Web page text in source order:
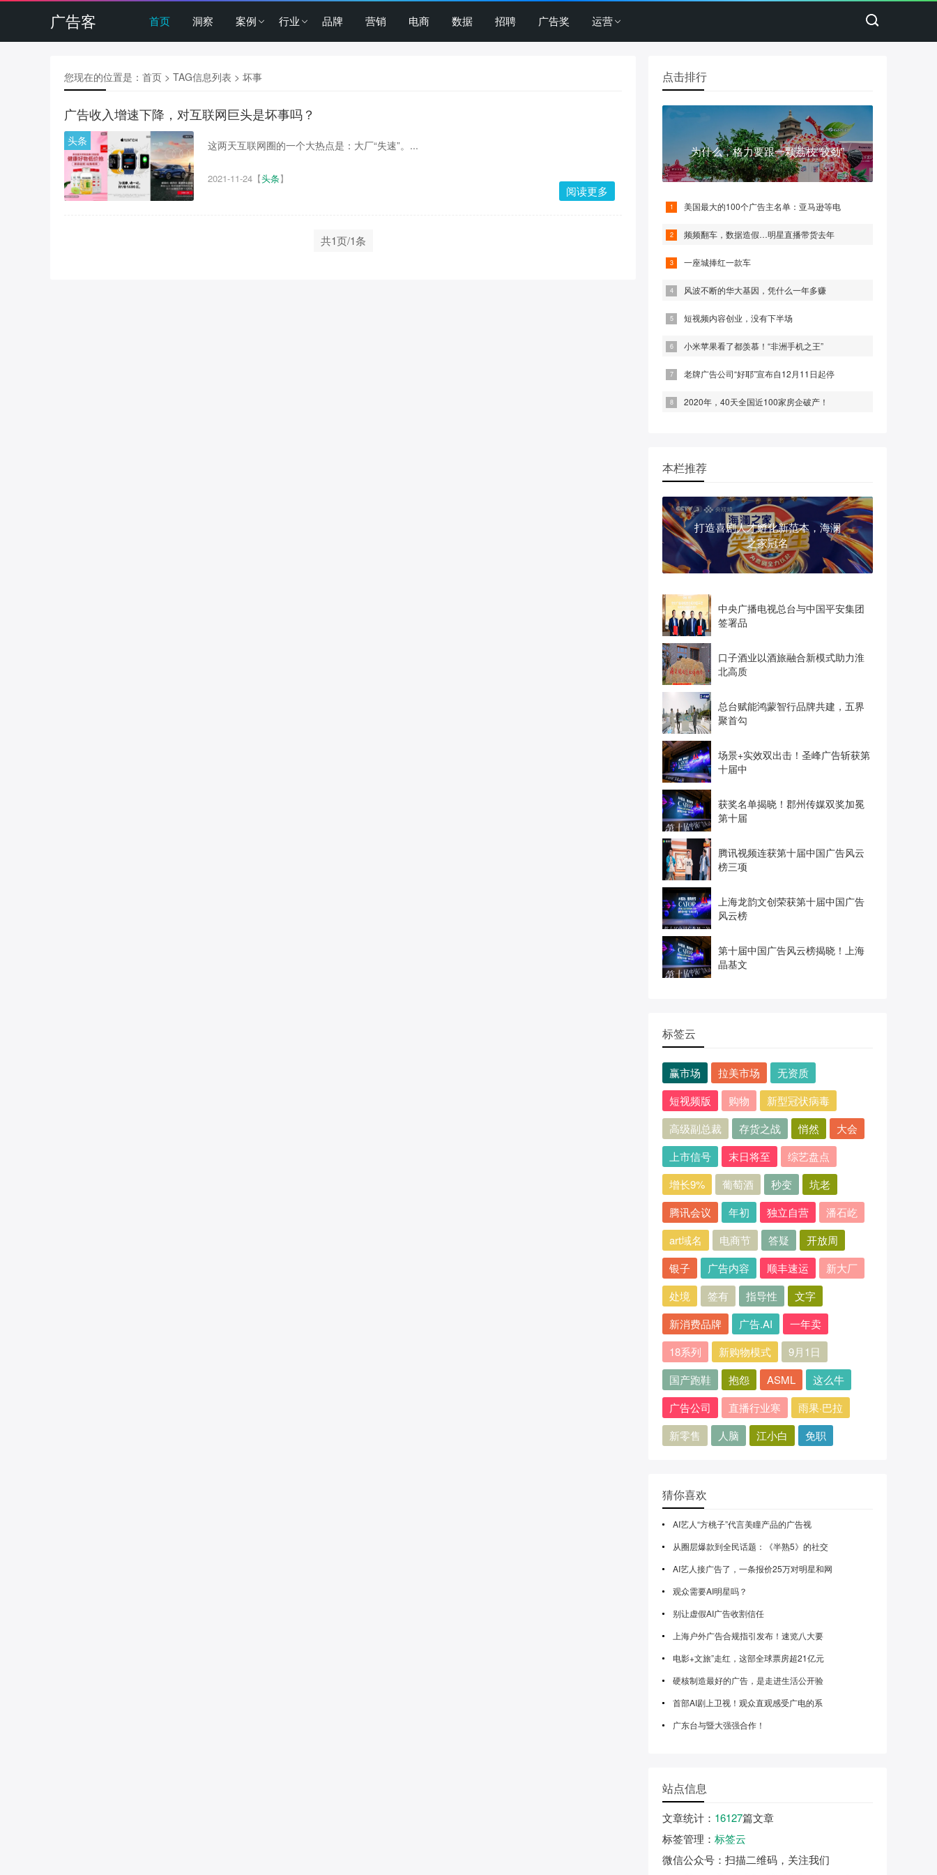
广告客 首页 洞察 案例 行业 品牌 营销 电商 数据 招聘 广告奖 运营
您现在的位置是： 首页 > TAG信息列表 > 坏事
广告收入增速下降，对互联网巨头是坏事吗？
头条 这两天互联网圈的一个大热点是：大厂“失速”。...
2021-11-24【头条】
阅读更多
共1页/1条
点击排行
为什么，格力要跟一颗荔枝“较劲”
美国最大的100个广告主名单：亚马逊等电
频频翻车，数据造假…明星直播带货去年
一座城捧红一款车
风波不断的华大基因，凭什么一年多赚
短视频内容创业，没有下半场
小米苹果看了都羡慕！“非洲手机之王”
老牌广告公司“好耶”宣布自12月11日起停
2020年，40天全国近100家房企破产！
本栏推荐
打造喜剧人才孵化新范本，海澜
之家冠名
中央广播电视总台与中国平安集团
签署品
口子酒业以酒旅融合新模式助力淮
北高质
总台赋能鸿蒙智行品牌共建，五界
聚首勾
场景+实效双出击！圣峰广告斩获第
十届中
获奖名单揭晓！郡州传媒双奖加冕
第十届
腾讯视频连获第十届中国广告风云
榜三项
上海龙韵文创荣获第十届中国广告
风云榜
第十届中国广告风云榜揭晓！上海
晶基文
标签云
赢市场 拉美市场
无资质
短视频版
购物
新型冠状病毒
高级副总裁
存货之战 悄然
大会
上市信号
末日将至
综艺盘点
增长9%
葡萄酒 秒变
坑老
腾讯会议
年初 独立自营
潘石屹
art域名
电商节 答疑
开放周
银子
广告内容 顺丰速运
新大厂
处境
签有 指导性
文字
新消费品牌
广告.AI
一年卖
18系列
新购物模式
9月1日
国产跑鞋
抱怨 ASML
这么牛
广告公司
直播行业寒
雨果·巴拉
新零售
人脑 江小白 免职
猜你喜欢
AI艺人“方桃子”代言美瞳产品的广告视
从圈层爆款到全民话题：《半熟5》的社交
AI艺人接广告了，一条报价25万对明星和网
观众需要AI明星吗？
别让虚假AI广告收割信任
上海户外广告合规指引发布！速览八大要
电影+文旅”走红，这部全球票房超21亿元
硬核制造最好的广告，是走进生活公开验
首部AI剧上卫视！观众直观感受广电的系
广东台与暨大强强合作！
站点信息
文章统计 ： 16127篇文章
标签管理 ： 标签云
微信公众号 ：扫描二维码，关注我们